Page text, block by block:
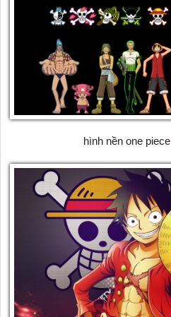
hình nền one piece